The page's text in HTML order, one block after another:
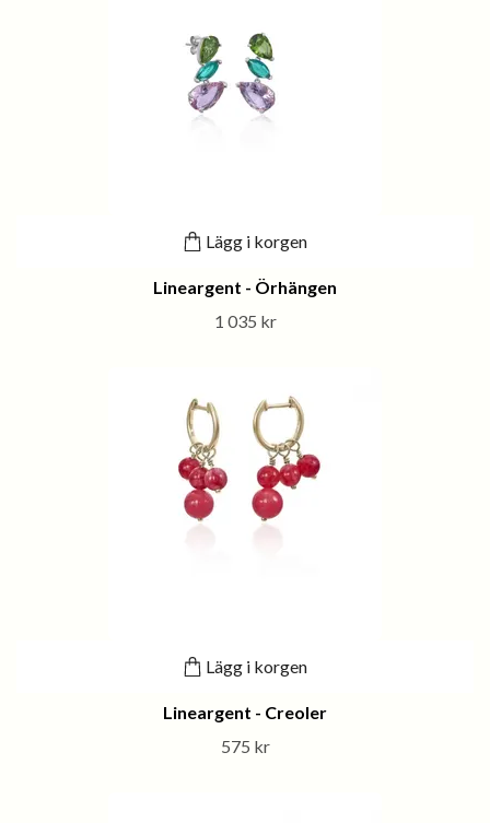
Lägg i korgen
Lineargent - Örhängen
1 035 kr
Lägg i korgen
Lineargent - Creoler
575 kr